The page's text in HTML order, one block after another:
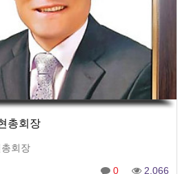
총회장
회장
0 2,066